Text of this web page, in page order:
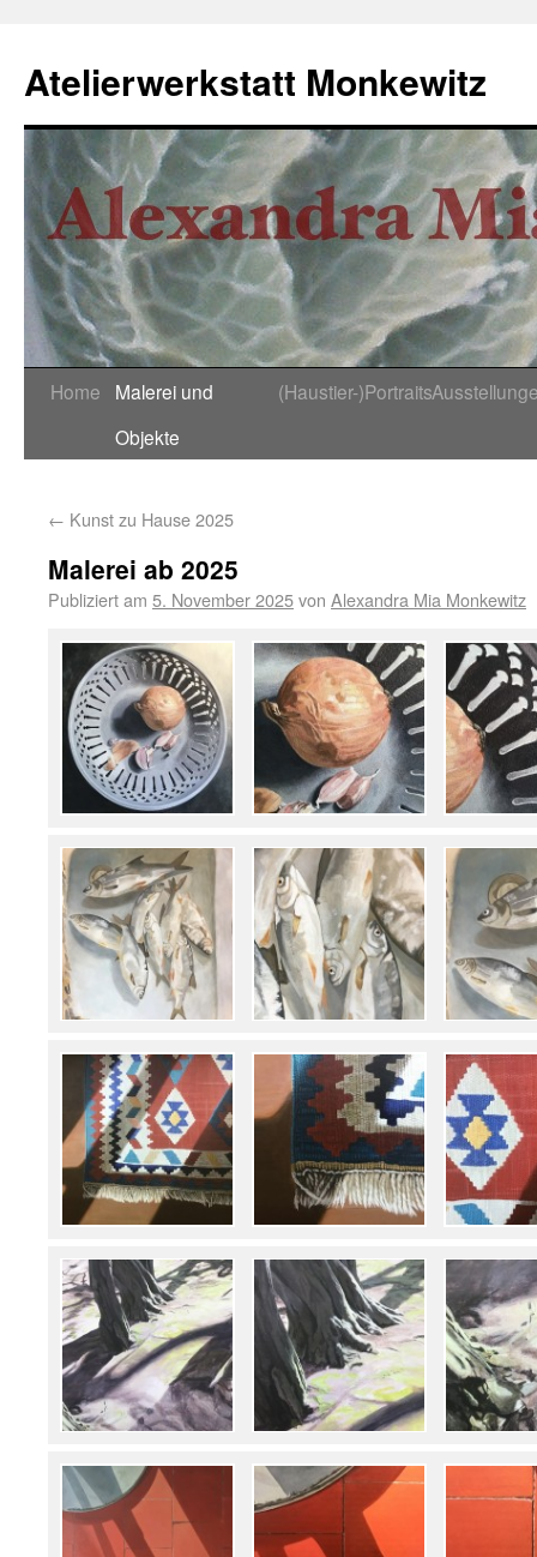
Atelierwerkstatt Monkewitz
Home
Malerei und
Objekte
(Haustier-)Portraits
← Kunst zu Hause 2025
Malerei ab 2025
Publiziert am 5. November 2025von Alexandra Mia Monkewitz